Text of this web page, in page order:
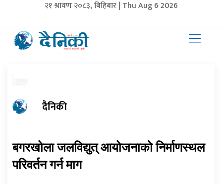
२१ श्रावण २०८३, बिहिबार | Thu Aug 6 2026
दैनिकी
बगरखोला जलविद्युत् आयोजनाको निर्माणस्थल
परिवर्तन गर्न माग